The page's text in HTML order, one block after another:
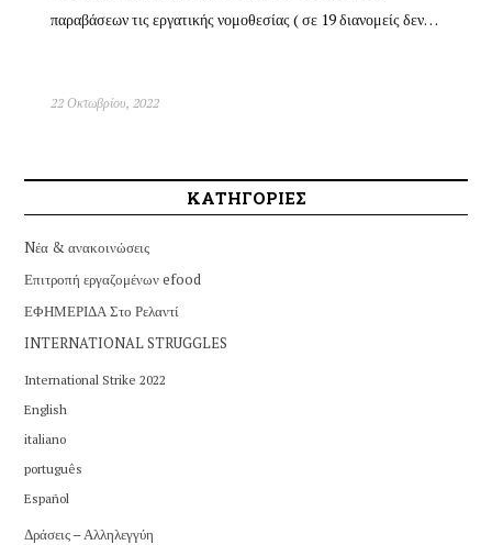
παραβάσεων τις εργατικής νομοθεσίας ( σε 19 διανομείς δεν…
22 Οκτωβρίου, 2022
ΚΑΤΗΓΟΡΙΕΣ
Nέα & ανακοινώσεις
Επιτροπή εργαζομένων efood
ΕΦΗΜΕΡΙΔΑ Στο Ρελαντί
INTERNATIONAL STRUGGLES
International Strike 2022
English
italiano
português
Español
Δράσεις – Αλληλεγγύη